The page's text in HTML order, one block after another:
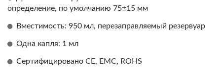
определение, по умолчанию 75±15 мм
Вместимость: 950 мл, перезаправляемый резервуар
Одна капля: 1 мл
Сертифицировано CE, EMC, ROHS